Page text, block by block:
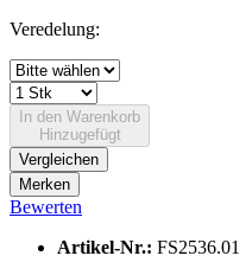
Veredelung:
In den Warenkorb
Hinzugefügt
Vergleichen
Merken
Bewerten
Artikel-Nr.: FS2536.01